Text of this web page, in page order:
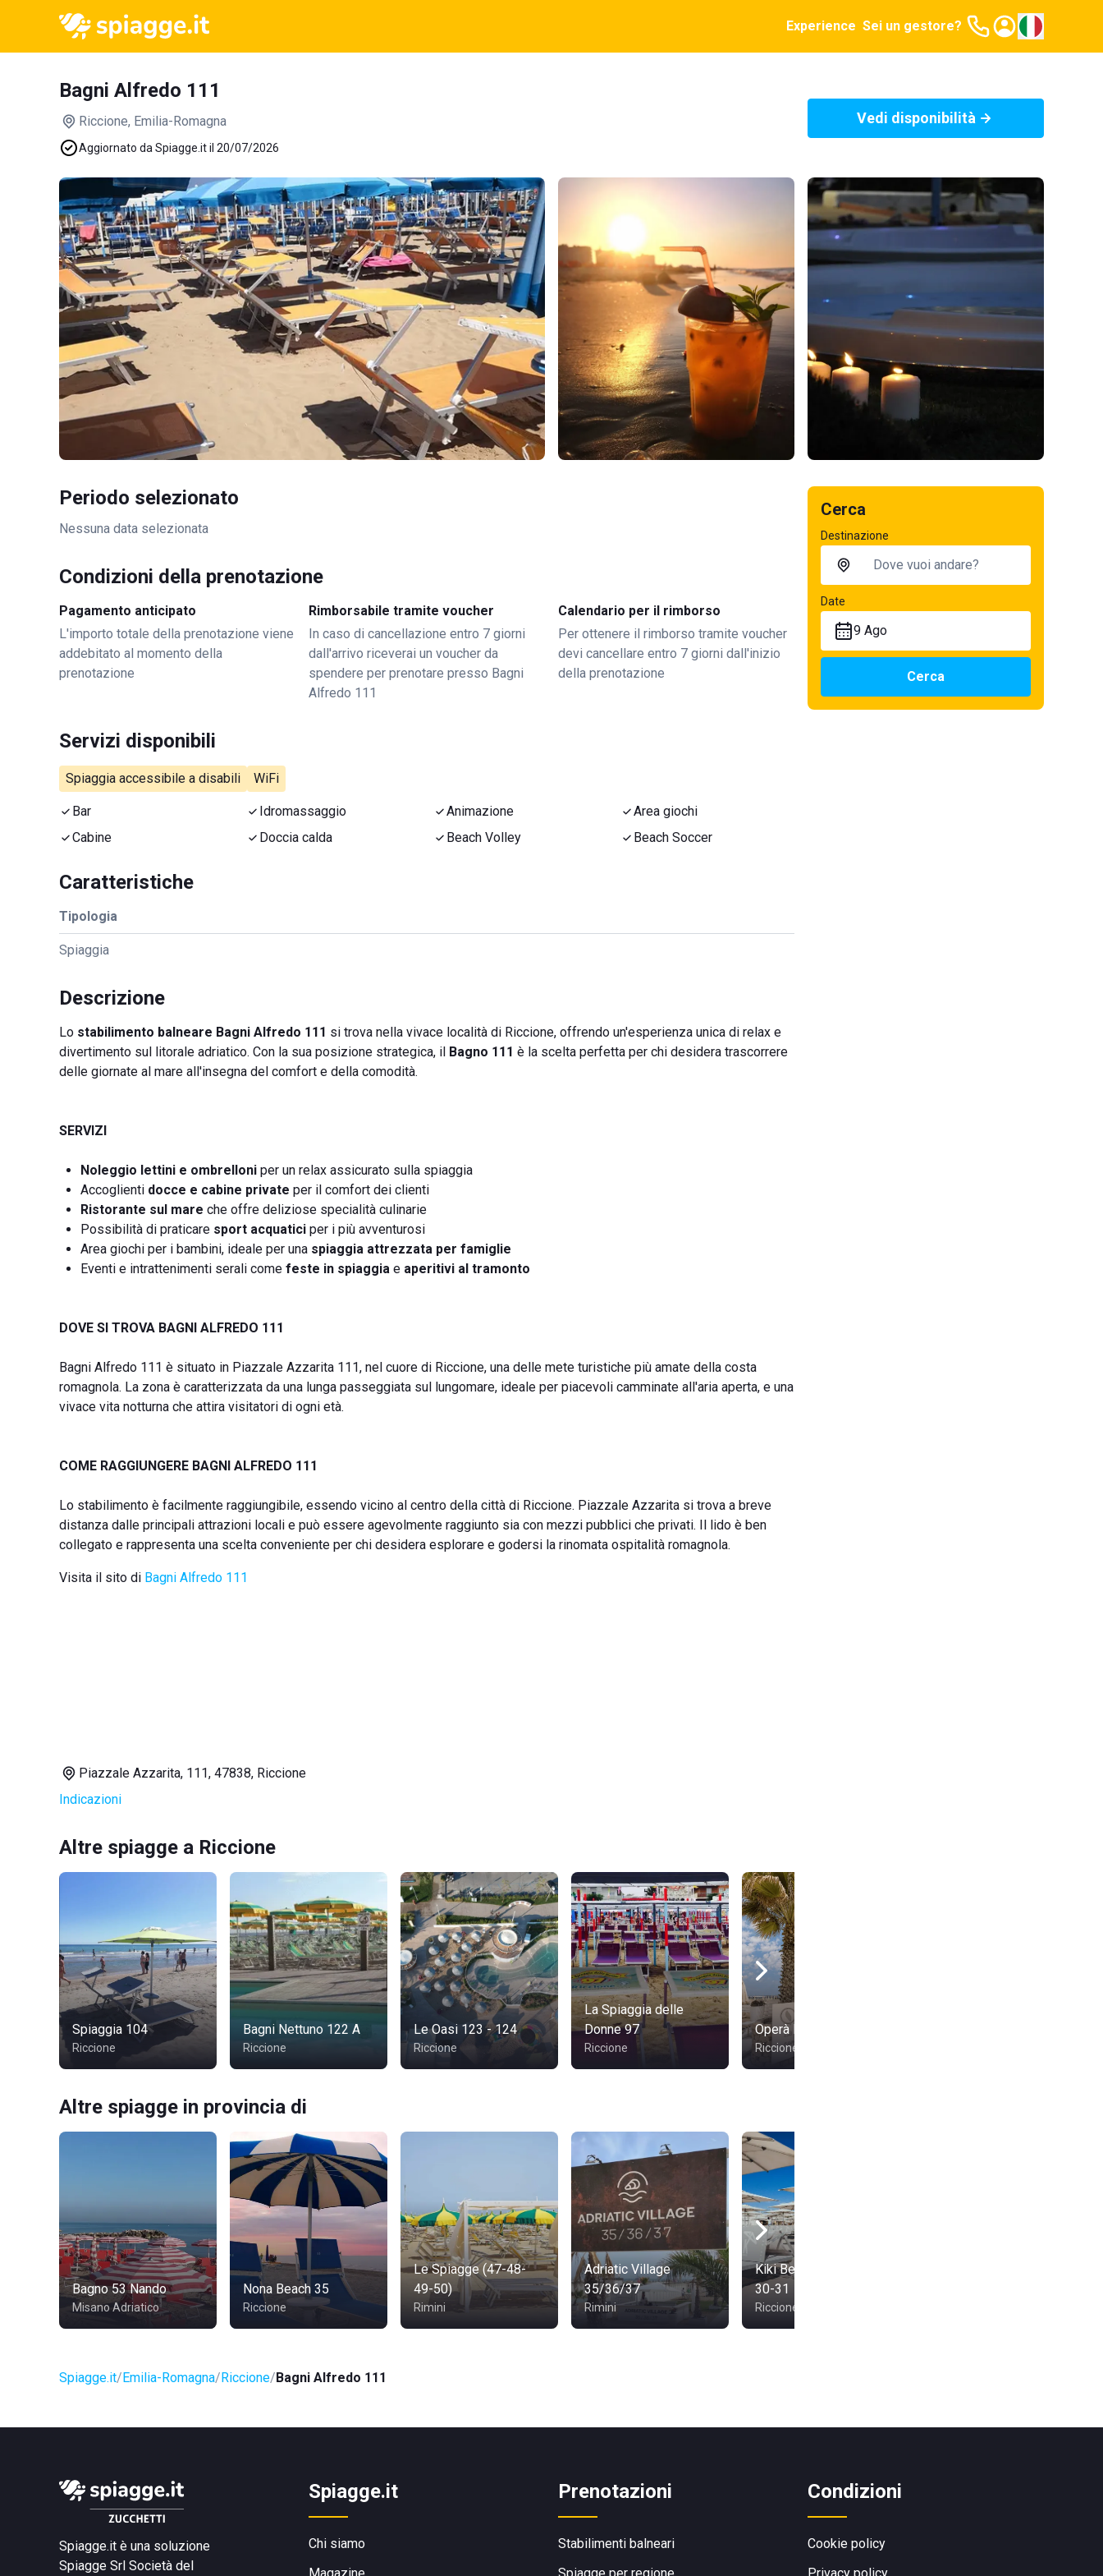
Experience Sei un gestore?
Bagni Alfredo 111
Riccione, Emilia-Romagna
Aggiornato da Spiagge.it il 20/07/2026
Vedi disponibilità
Periodo selezionato
Nessuna data selezionata
Condizioni della prenotazione
Pagamento anticipato
L'importo totale della prenotazione viene
addebitato al momento della
prenotazione
Rimborsabile tramite voucher
In caso di cancellazione entro 7 giorni
dall'arrivo riceverai un voucher da
spendere per prenotare presso Bagni
Alfredo 111
Calendario per il rimborso
Per ottenere il rimborso tramite voucher
devi cancellare entro 7 giorni dall'inizio
della prenotazione
Servizi disponibili
Spiaggia accessibile a disabili WiFi
Bar Idromassaggio Animazione
Area giochi
Cabine
Doccia calda Beach Volley Beach Soccer
Caratteristiche
Tipologia
Spiaggia
Descrizione
Lo stabilimento balneare Bagni Alfredo 111 si trova nella vivace località di Riccione, offrendo un'esperienza unica di relax e
divertimento sul litorale adriatico. Con la sua posizione strategica, il Bagno 111 è la scelta perfetta per chi desidera trascorrere
delle giornate al mare all'insegna del comfort e della comodità.
SERVIZI
Noleggio lettini e ombrelloni per un relax assicurato sulla spiaggia
Accoglienti docce e cabine private per il comfort dei clienti
Ristorante sul mare che offre deliziose specialità culinarie
Possibilità di praticare sport acquatici per i più avventurosi
Area giochi per i bambini, ideale per una spiaggia attrezzata per famiglie
Eventi e intrattenimenti serali come feste in spiaggia e aperitivi al tramonto
DOVE SI TROVA BAGNI ALFREDO 111
Bagni Alfredo 111 è situato in Piazzale Azzarita 111, nel cuore di Riccione, una delle mete turistiche più amate della costa
romagnola. La zona è caratterizzata da una lunga passeggiata sul lungomare, ideale per piacevoli camminate all'aria aperta, e una
vivace vita notturna che attira visitatori di ogni età.
COME RAGGIUNGERE BAGNI ALFREDO 111
Lo stabilimento è facilmente raggiungibile, essendo vicino al centro della città di Riccione. Piazzale Azzarita si trova a breve
distanza dalle principali attrazioni locali e può essere agevolmente raggiunto sia con mezzi pubblici che privati. Il lido è ben
collegato e rappresenta una scelta conveniente per chi desidera esplorare e godersi la rinomata ospitalità romagnola.
Visita il sito di Bagni Alfredo 111
Piazzale Azzarita, 111, 47838, Riccione
Indicazioni
Altre spiagge a Riccione
Spiaggia 104
Riccione
Bagni Nettuno 122 A
Riccione
Le Oasi 123 - 124
Riccione
La Spiaggia delle
Donne 97
Riccione
Operà Beach Club
Riccione
Altre spiagge in provincia di
Bagno 53 Nando
Misano Adriatico
Nona Beach 35
Riccione
Le Spiagge (47-48-
49-50)
Rimini
Adriatic Village
35/36/37
Rimini
Kiki Beach Zona 29-
30-31
Riccione
Spiagge.it Emilia-Romagna Riccione Bagni Alfredo 111
Cerca
Destinazione
Date
9 Ago
Cerca
Spiagge.it è una soluzione
Spiagge Srl Società del
Spiagge.it
Chi siamo
Prenotazioni
Stabilimenti balneari
Condizioni
Cookie policy